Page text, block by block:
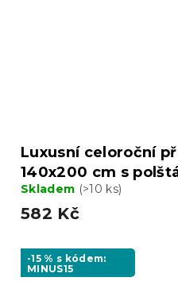
Luxusní celoroční
140x200 cm s
Skladem (>10 ks)
582 Kč
-15 % s kódem:
MINUS15